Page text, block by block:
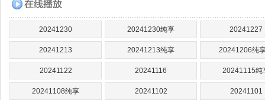
20241230 20241230纯享 20241227
20241213 20241213纯享 20241206纯
20241122 20241116 20241115纯
20241108纯享 20241102 20241101